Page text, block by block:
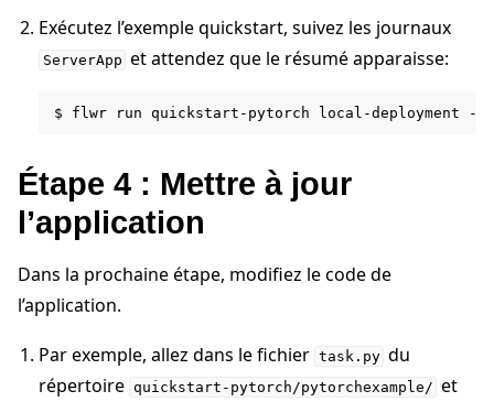
Exécutez l’exemple quickstart, suivez les journaux
ServerApp et attendez que le résumé apparaisse:
$ flwr run quickstart-pytorch local-deployment
Étape 4 : Mettre à jour
l’application
Dans la prochaine étape, modifiez le code de
l’application.
Par exemple, allez dans le fichier task.py du
répertoire quickstart-pytorch/pytorchexample/ et